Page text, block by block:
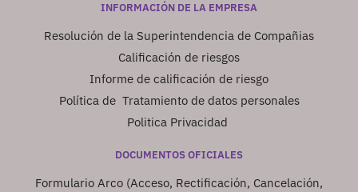
INFORMACIÓN DE LA EMPRESA
Resolución de la Superintendencia de Compañias
Calificación de riesgos
Informe de calificación de riesgo
Política de Tratamiento de datos personales
Politica Privacidad
DOCUMENTOS OFICIALES
Formulario Arco (Acceso, Rectificación, Cancelación,